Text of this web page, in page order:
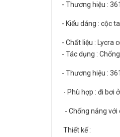
- Thương hiệu : 361
- Kiểu dáng : cộc
- Chất liệu : Lycra
- Tác dụng :
- Thương hiệu : 361
- Phù hợp : đi bơi
- Chống nắng với
Thiết kế :